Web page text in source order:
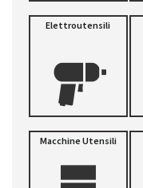
Elettroutensili
Macchine Utensili